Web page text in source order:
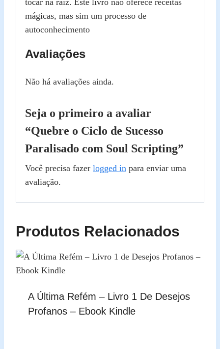
mágicas, mas sim um processo de
autoconhecimento
Avaliações
Não há avaliações ainda.
Seja o primeiro a avaliar
“Quebre o Ciclo de Sucesso
Paralisado com Soul Scripting”
Você precisa fazer logged in para enviar uma
avaliação.
Produtos Relacionados
A Última Refém – Livro 1 De Desejos
Profanos – Ebook Kindle